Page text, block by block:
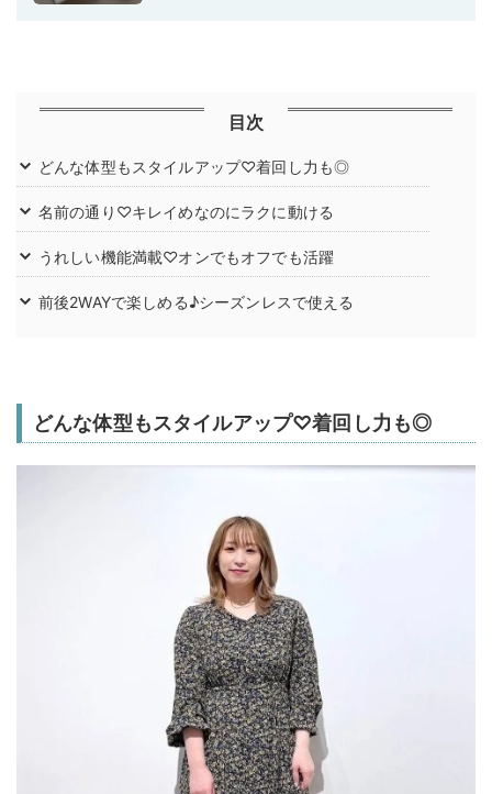
目次
どんな体型もスタイルアップ♡着回し力も◎
名前の通り♡キレイめなのにラクに動ける
うれしい機能満載♡オンでもオフでも活躍
前後2WAYで楽しめる♪シーズンレスで使える
どんな体型もスタイルアップ♡着回し力も◎